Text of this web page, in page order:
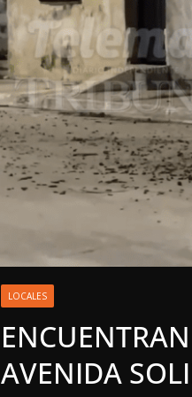
LOCALES
AVENIDA
6